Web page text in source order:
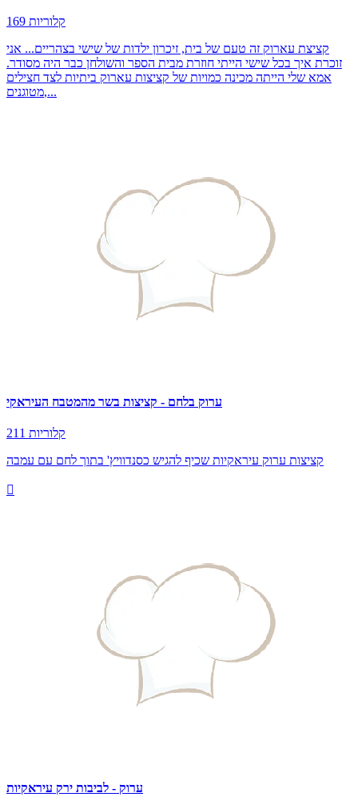
169 קלוריות
קציצת עארוק זה טעם של בית, זיכרון ילדות של שישי בצהריים... אני
זוכרת איך בכל שישי הייתי חוזרת מבית הספר והשולחן כבר היה מסודר.
אמא שלי הייתה מכינה כמויות של קציצות עארוק ביתיות לצד חצילים
מטוגנים,...
ערוק בלחם - קציצות בשר מהמטבח העיראקי
211 קלוריות
קציצות ערוק עיראקיות שכיף להגיש כסנדוויץ' בתוך לחם עם עמבה

ערוק - לביבות ירק עיראקיות